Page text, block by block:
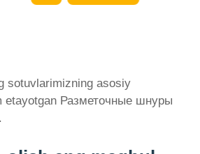
sotuvlarimizning asosiy
etayotgan Разметочные шнуры